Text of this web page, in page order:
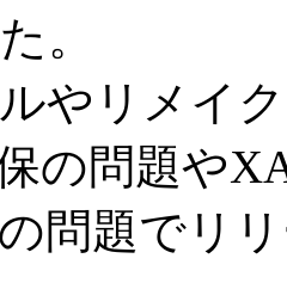
。
やリメイ
の問題や
問題でリ